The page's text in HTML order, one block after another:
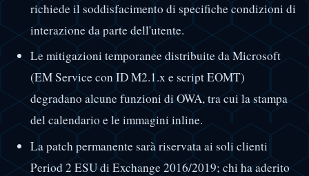
richiede il soddisfacimento di specifiche condizioni di
interazione da parte dell'utente.
Le mitigazioni temporanee distribuite da Microsoft
(EM Service con ID M2.1.x e script EOMT)
degradano alcune funzioni di OWA, tra cui la stampa
del calendario e le immagini inline.
La patch permanente sarà riservata ai soli clienti
Period 2 ESU di Exchange 2016/2019; chi ha aderito